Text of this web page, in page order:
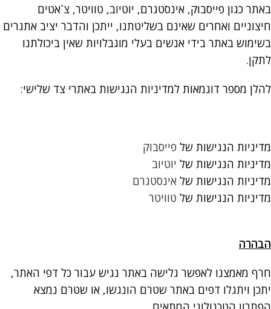
באתר כגון פייסבוק, אינסטגרם, יוטיוב, טוויטר, צ`אטים
חיצוניים ואחרים שאינם בשליטתנו, ייתכן והדבר יציב אתגרים
בשימוש באתר בידי אנשים בעלי מוגבלויות שאין ביכולתנו
לתקן.
להלן מספר דוגמאות למדיניות הנגישות באתרי צד שלישי:
מדיניות הנגישות של פייסבוק
מדיניות הנגישות של יוטיוב
מדיניות הנגישות של אינסטגרם
מדיניות הנגישות של טוויטר
הבהרה
חרף מאמצנו לאפשר גלישה באתר נגיש עבור כל דפי האתר,
יתכן ויתגלו דפים באתר שטרם הונגשו, או שטרם נמצא